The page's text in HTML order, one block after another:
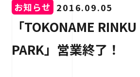
WORKS 事例紹介
RECRUIT 採用情報
お知らせ 2016.09.05
「TOKONAME
PARK」営業終了！